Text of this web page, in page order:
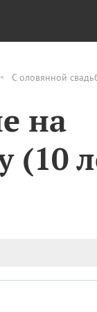
С оловянной
на
(10